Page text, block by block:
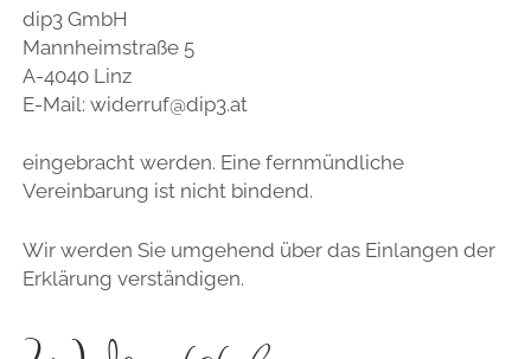
dip3 GmbH
Mannheimstraße 5
A-4040 Linz
E-Mail: widerruf@dip3.at
eingebracht werden. Eine fernmündliche
Vereinbarung ist nicht bindend.
Wir werden Sie umgehend über das Einlangen der
Erklärung verständigen.